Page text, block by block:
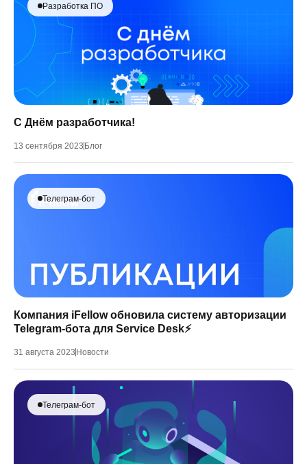
Разработка ПО
С Днём разработчика!
13 сентября 2023 Блог
Телеграм-бот
Компания iFellow обновила систему авторизации
Telegram-бота для Service Desk⚡️
31 августа 2023 Новости
Телеграм-бот